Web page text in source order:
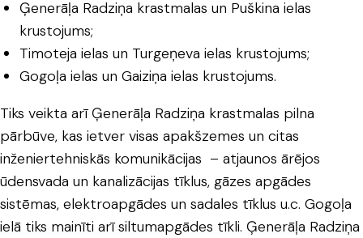
Ģenerāļa Radziņa krastmalas un Puškina ielas
krustojums;
Timoteja ielas un Turgeņeva ielas krustojums;
Gogoļa ielas un Gaiziņa ielas krustojums.
Tiks veikta arī Ģenerāļa Radziņa krastmalas pilna
pārbūve, kas ietver visas apakšzemes un citas
inženiertehniskās komunikācijas – atjaunos ārējos
ūdensvada un kanalizācijas tīklus, gāzes apgādes
sistēmas, elektroapgādes un sadales tīklus u.c. Gogoļa
ielā tiks mainīti arī siltumapgādes tīkli. Ģenerāļa Radziņa